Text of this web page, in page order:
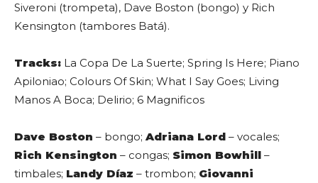
Siveroni (trompeta), Dave Boston (bongo) y Rich
Kensington (tambores Batá).
Tracks: La Copa De La Suerte; Spring Is Here; Piano
Apiloniao; Colours Of Skin; What I Say Goes; Living
Manos A Boca; Delirio; 6 Magnificos
Dave Boston – bongo; Adriana Lord – vocales;
Rich Kensington – congas; Simon Bowhill –
timbales; Landy Díaz – trombon; Giovanni